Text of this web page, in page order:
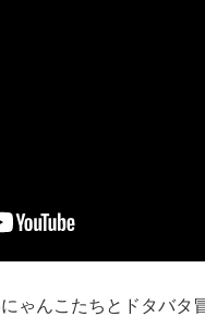
ゃんこたちとドタバタ